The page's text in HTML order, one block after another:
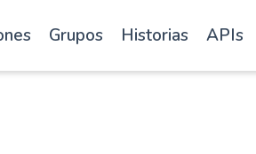
Grupos Historias APIs